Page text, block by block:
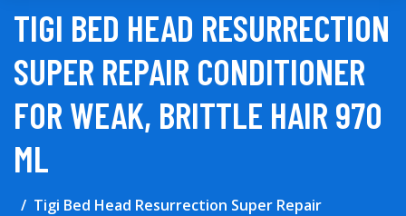
TIGI BED HEAD RESURRECTION
SUPER REPAIR CONDITIONER
FOR WEAK, BRITTLE HAIR 970
ML
Tigi Bed Head Resurrection Super Repair